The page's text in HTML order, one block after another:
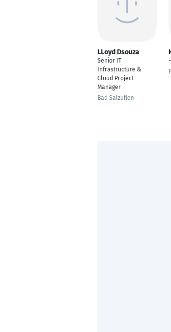
LLoyd Dsouza
Senior IT
Infrastructure &
Cloud Project
Manager
Bad Salzuflen